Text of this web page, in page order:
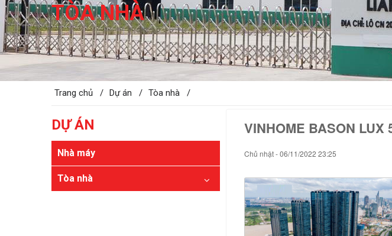
TÒA NHÀ
Trang chủ / Dự án / Tòa nhà /
VINHOME BASON LUX
Chủ nhật - 06/11/2022 23:25
DỰ ÁN
Nhà máy
Tòa nhà